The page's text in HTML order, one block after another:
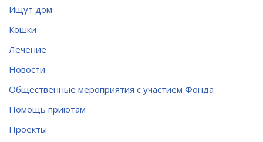
Ищут дом
Кошки
Лечение
Новости
Общественные мероприятия с участием Фонда
Помощь приютам
Проекты